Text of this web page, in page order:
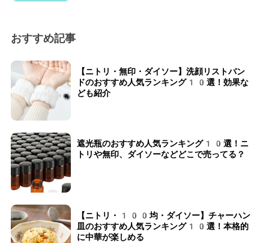
おすすめ記事
【ニトリ・無印・ダイソー】洗顔リストバン
ドのおすすめ人気ランキング10選！効果な
ども紹介
遮光瓶のおすすめ人気ランキング10選！ニ
トリや無印、ダイソーなどどこで売ってる？
【ニトリ・100均・ダイソー】チャーハン
皿のおすすめ人気ランキング10選！本格的
に中華が楽しめる